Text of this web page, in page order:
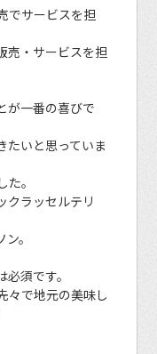
でサービスを担
売・サービスを担
が一番の喜びで
たいと思っていま
。
クラッセルテリ
。
須です。
々で地元の美味し